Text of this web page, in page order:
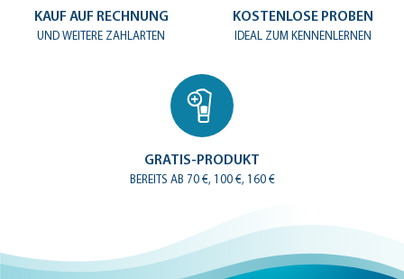
KAUF AUF RECHNUNG
UND WEITERE ZAHLARTEN
KOSTENLOSE PROBEN
IDEAL ZUM KENNENLERNEN
GRATIS-PRODUKT
BEREITS AB 70 €, 100 €, 160 €